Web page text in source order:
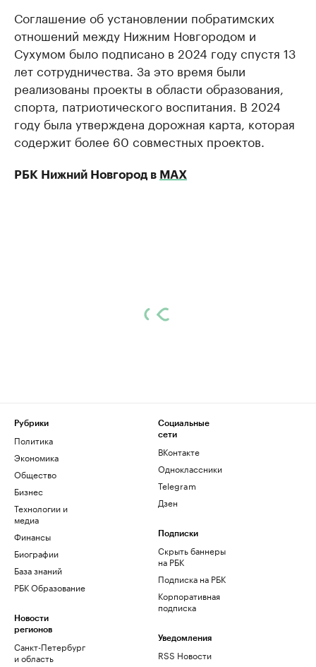
Соглашение об установлении побратимских
отношений между Нижним Новгородом и
Сухумом было подписано в 2024 году спустя 13
лет сотрудничества. За это время были
реализованы проекты в области образования,
спорта, патриотического воспитания. В 2024
году была утверждена дорожная карта, которая
содержит более 60 совместных проектов.
РБК Нижний Новгород в МАХ
Рубрики
Политика
Экономика
Общество
Бизнес
Технологии и
медиа
Финансы
Биографии
База знаний
РБК Образование
Новости
регионов
Санкт-Петербург
и область
Социальные
сети
ВКонтакте
Одноклассники
Telegram
Дзен
Подписки
Скрыть баннеры
на РБК
Подписка на РБК
Корпоративная
подписка
Уведомления
RSS Новости